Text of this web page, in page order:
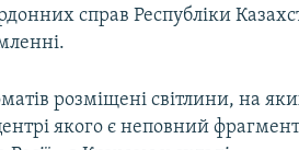
справ Республіки
розміщені світлини, на
якого є неповний